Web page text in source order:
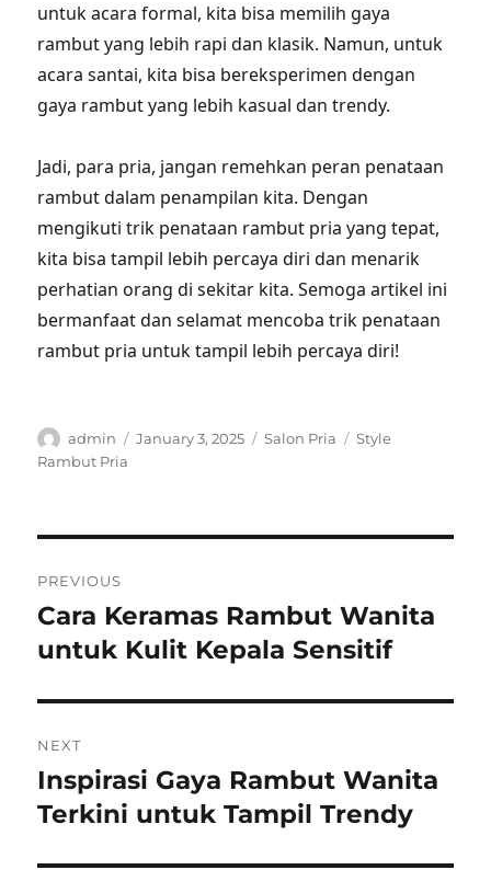
untuk acara formal, kita bisa memilih gaya
rambut yang lebih rapi dan klasik. Namun, untuk
acara santai, kita bisa bereksperimen dengan
gaya rambut yang lebih kasual dan trendy.
Jadi, para pria, jangan remehkan peran penataan
rambut dalam penampilan kita. Dengan
mengikuti trik penataan rambut pria yang tepat,
kita bisa tampil lebih percaya diri dan menarik
perhatian orang di sekitar kita. Semoga artikel ini
bermanfaat dan selamat mencoba trik penataan
rambut pria untuk tampil lebih percaya diri!
Author
admin
Posted
January 3, 2025 Categories
Salon Pria Tags
Style
Rambut Pria
navigation
PREVIOUS
Previous
post:
Cara Keramas Rambut Wanita
untuk Kulit Kepala Sensitif
NEXT
Next
post:
Inspirasi Gaya Rambut Wanita
Terkini untuk Tampil Trendy